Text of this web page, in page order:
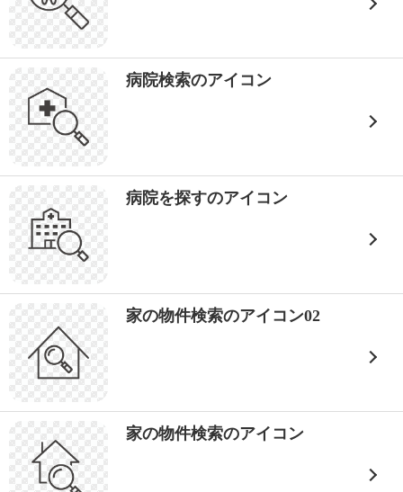
病院検索のアイコン
病院を探すのアイコン
家の物件検索のアイコン02
家の物件検索のアイコン